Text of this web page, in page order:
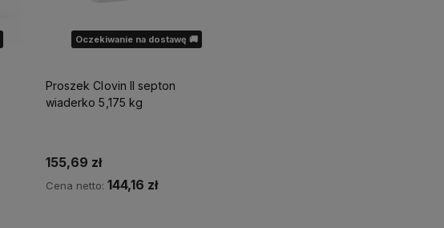
Oczekiwanie na dostawę 🚚
Proszek Clovin II septon
wiaderko 5,175 kg
155,69 zł
Cena netto: 144,16 zł